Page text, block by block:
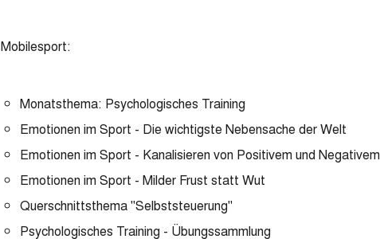
Mobilesport:
Monatsthema: Psychologisches Training
Emotionen im Sport - Die wichtigste Nebensache der Welt
Emotionen im Sport - Kanalisieren von Positivem und Negativem
Emotionen im Sport - Milder Frust statt Wut
Querschnittsthema "Selbststeuerung"
Psychologisches Training - Übungssammlung